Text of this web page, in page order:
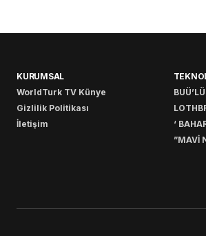
KURUMSAL
WorldTurk TV Künye
Gizlilik Politikası
İletişim
‘
”MAVİ